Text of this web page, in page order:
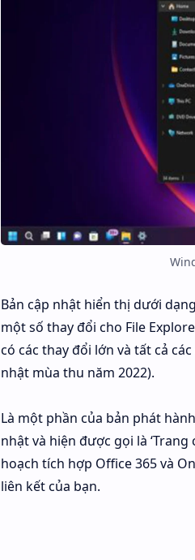
Bản cập nhật hiển thị dưới dạng
một số thay đổi cho File
có các thay đổi lớn và tất cả
nhật mùa thu năm 2022).
Là một phần của bản phát
nhật và hiện được gọi là
hoạch tích hợp Office 365 và
liên kết của bạn.